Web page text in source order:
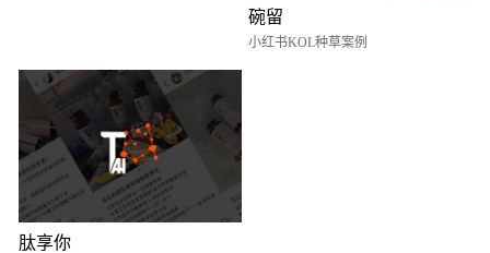
碗留
小红书KOL种草案例
肽享你